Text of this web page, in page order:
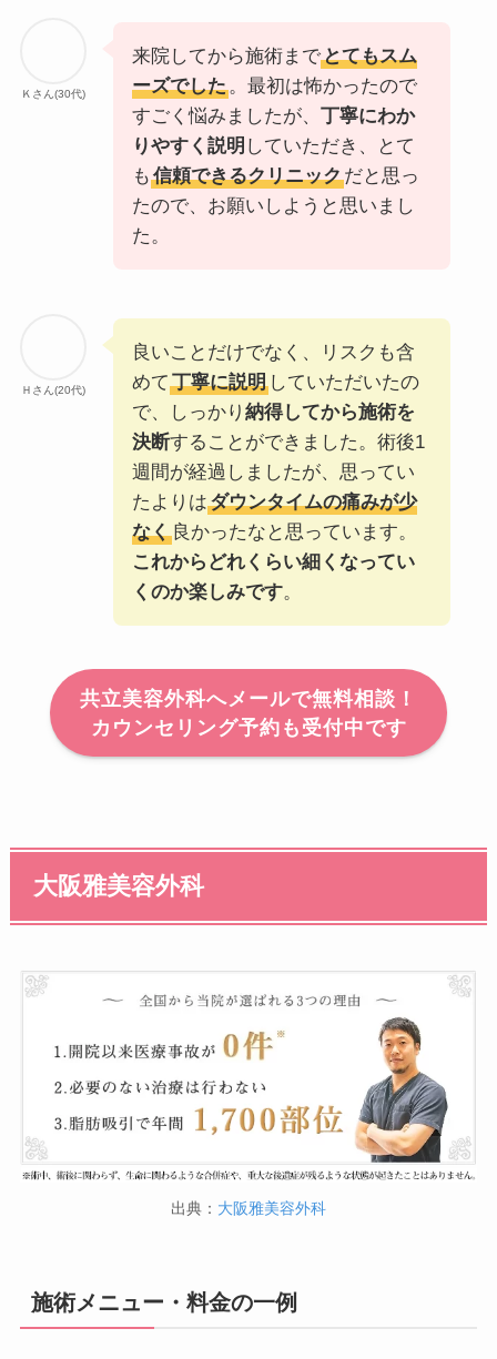
日
年中無休
0120-500-340
駅
大阪府大阪市北区梅田1丁目1番3 大
阪駅前第3ビル18F
10：00～19：00
日
年中無休
0120-340-552
Ｋさん(30代)
来院してから施術までとてもスム
ーズでした。最初は怖かったので
すごく悩みましたが、 丁寧にわか
りやすく説明 していただき、とて
も 信頼できるクリニックだと思っ
たので、お願いしようと思いまし
た。
Ｈさん(20代)
良いことだけでなく、リスクも含
めて 丁寧に説明していただいたの
で、しっかり 納得してから施術を
決断することができました。術後1
週間が経過しましたが、思ってい
たよりはダウンタイムの痛みが少
なく良かったなと思っています。
これからどれくらい細くなってい
くのか楽しみです。
共立美容外科へメールで無料相談！
カウンセリング予約も受付中です
大阪雅美容外科
出典： 大阪雅美容外科
施術メニュー・料金の一例